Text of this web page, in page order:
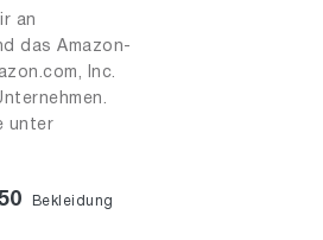
an
das Amazon-
Inc.
unter
Bekleidung